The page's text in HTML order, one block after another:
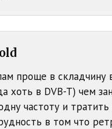
проще в складчину
хоть в DVB-T) чем
частоту и тратить
в том что